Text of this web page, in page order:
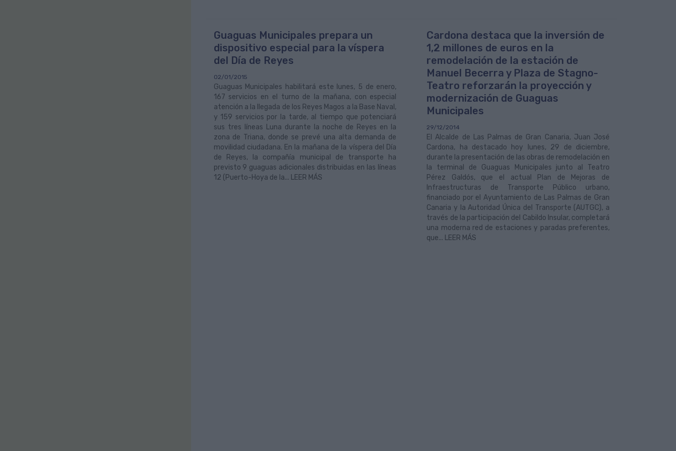
Guaguas Municipales prepara un
dispositivo especial para la víspera
del Día de Reyes
02/01/2015
Guaguas Municipales habilitará este lunes, 5 de enero,
167 servicios en el turno de la mañana, con especial
atención a la llegada de los Reyes Magos a la Base Naval,
y 159 servicios por la tarde, al tiempo que potenciará
sus tres líneas Luna durante la noche de Reyes en la
zona de Triana, donde se prevé una alta demanda de
movilidad ciudadana. En la mañana de la víspera del Día
de Reyes, la compañía municipal de transporte ha
previsto 9 guaguas adicionales distribuidas en las líneas
12 (Puerto-Hoya de la... LEER MÁS
Cardona destaca que la inversión de
1,2 millones de euros en la
remodelación de la estación de
Manuel Becerra y Plaza de Stagno-
Teatro reforzarán la proyección y
modernización de Guaguas
Municipales
29/12/2014
El Alcalde de Las Palmas de Gran Canaria, Juan José
Cardona, ha destacado hoy lunes, 29 de diciembre,
durante la presentación de las obras de remodelación en
la terminal de Guaguas Municipales junto al Teatro
Pérez Galdós, que el actual Plan de Mejoras de
Infraestructuras de Transporte Público urbano,
financiado por el Ayuntamiento de Las Palmas de Gran
Canaria y la Autoridad Única del Transporte (AUTGC), a
través de la participación del Cabildo Insular, completará
una moderna red de estaciones y paradas preferentes,
que... LEER MÁS